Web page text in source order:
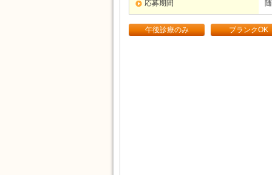
応募期間
午後診療のみ ブランクOK